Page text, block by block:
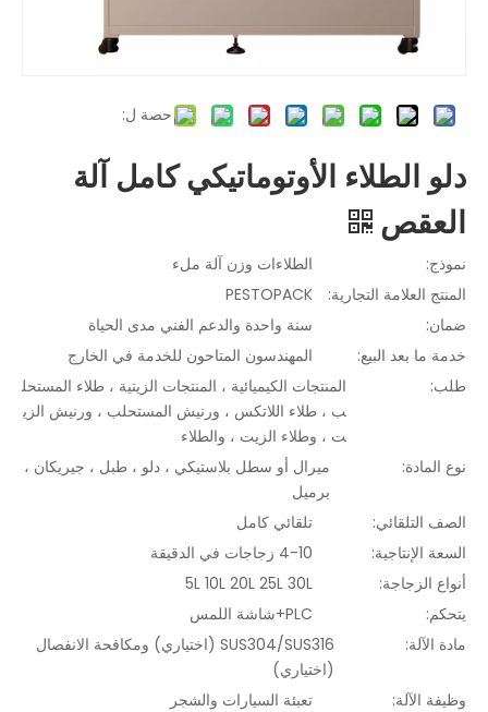
حصة ل:
دلو الطلاء الأوتوماتيكي كامل آلة
العقص
نموذج:
الطلاءات وزن آلة ملء
المنتج العلامة التجارية:
PESTOPACK
ضمان:
سنة واحدة والدعم الفني مدى الحياة
خدمة ما بعد البيع:
المهندسون المتاحون للخدمة في الخارج
طلب:
المنتجات الكيميائية ، المنتجات الزيتية ، طلاء المستحل
ب ، طلاء اللاتكس ، ورنيش المستحلب ، ورنيش الزي
ت ، وطلاء الزيت ، والطلاء
نوع المادة:
ميرال أو سطل بلاستيكي ، دلو ، طبل ، جيريكان ،
برميل
الصف التلقائي:
تلقائي كامل
السعة الإنتاجية:
4-10 زجاجات في الدقيقة
أنواع الزجاجة:
5L 10L 20L 25L 30L
يتحكم:
PLC+شاشة اللمس
مادة الآلة:
SUS304/SUS316 (اختياري) ومكافحة الانفصال
(اختياري)
وظيفة الآلة:
تعبئة السيارات والشجر